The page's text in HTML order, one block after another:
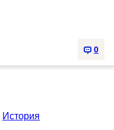
0
История